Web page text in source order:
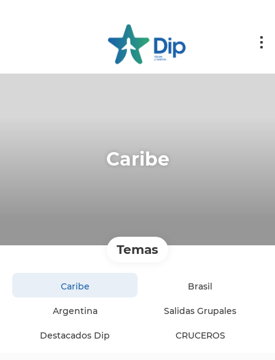
Caribe
Temas
Caribe Brasil
Argentina Salidas Grupales
Destacados Dip CRUCEROS